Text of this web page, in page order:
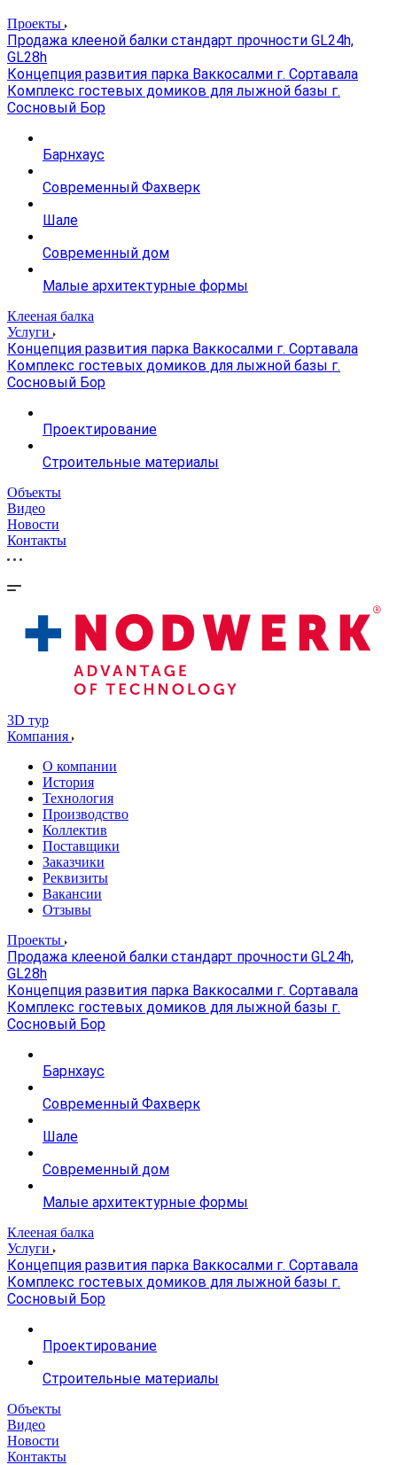
Проекты
Продажа клееной балки стандарт прочности GL24h,
GL28h
Концепция развития парка Ваккосалми г. Сортавала
Комплекс гостевых домиков для лыжной базы г.
Сосновый Бор
Барнхаус
Современный Фахверк
Шале
Современный дом
Малые архитектурные формы
Клееная балка
Услуги
Концепция развития парка Ваккосалми г. Сортавала
Комплекс гостевых домиков для лыжной базы г.
Сосновый Бор
Проектирование
Строительные материалы
Объекты
Видео
Новости
Контакты
3D тур
Компания
О компании
История
Технология
Производство
Коллектив
Поставщики
Заказчики
Реквизиты
Вакансии
Отзывы
Проекты
Продажа клееной балки стандарт прочности GL24h,
GL28h
Концепция развития парка Ваккосалми г. Сортавала
Комплекс гостевых домиков для лыжной базы г.
Сосновый Бор
Барнхаус
Современный Фахверк
Шале
Современный дом
Малые архитектурные формы
Клееная балка
Услуги
Концепция развития парка Ваккосалми г. Сортавала
Комплекс гостевых домиков для лыжной базы г.
Сосновый Бор
Проектирование
Строительные материалы
Объекты
Видео
Новости
Контакты